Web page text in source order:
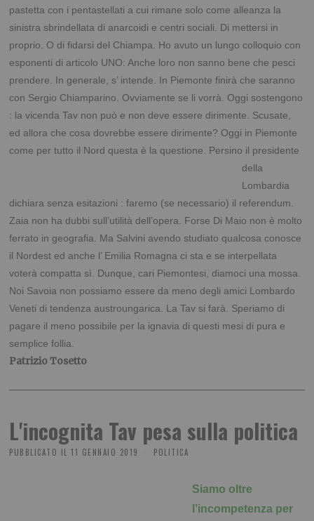
pastetta con i pentastellati a cui rimane solo come alleanza la
sinistra sbrindellata di anarcoidi e centri sociali. Di mettersi in
proprio. O di fidarsi del Chiampa. Ho avuto un lungo colloquio con
esponenti di articolo UNO: Anche loro non sanno bene che pesci
prendere. In generale, s’ intende. In Piemonte finirà che saranno
con Sergio Chiamparino. Ovviamente se li vorrà. Oggi sostengono
: la vicenda Tav non può e non deve essere dirimente. Scusate,
ed allora che cosa dovrebbe essere dirimente? Oggi in Piemonte
come per tutto il Nord questa è laquestione. Persino il presidente
della
Lombardia
dichiara senza esitazioni : faremo (se necessario) il referendum.
Zaia non ha dubbi sull’utilità dell’opera. Forse Di Maio non è molto
ferrato in geografia. Ma Salvini avendo studiato qualcosa conosce
il Nordest ed anche l’ Emilia Romagna ci sta e se interpellata
voterà compatta sì. Dunque, cari Piemontesi, diamoci una mossa.
Noi Savoia non possiamo essere da meno degli amici Lombardo
Veneti di tendenza austroungarica. La Tav si farà. Speriamo di
pagare il meno possibile per la ignavia di questi mesi di pura e
semplice follia.
Patrizio Tosetto
L'incognita Tav pesa sulla politica
PUBBLICATO IL 11 GENNAIO 2019 POLITICA
Siamo oltre
l’incompetenza per